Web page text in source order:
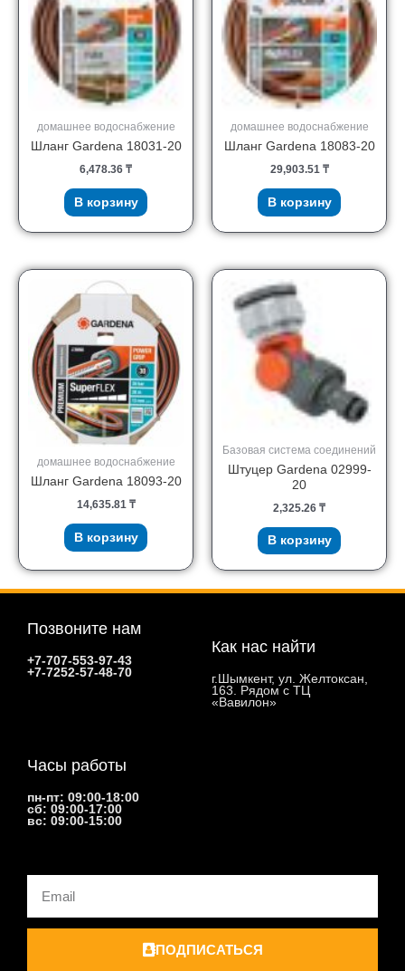
домашнее водоснабжение
Шланг Gardena 18031-20
6,478.36 ₸
В корзину
домашнее водоснабжение
Шланг Gardena 18083-20
29,903.51 ₸
В корзину
домашнее водоснабжение
Шланг Gardena 18093-20
14,635.81 ₸
В корзину
Базовая система соединений
Штуцер Gardena 02999-
20
2,325.26 ₸
В корзину
Позвоните нам
+7-707-553-97-43
+7-7252-57-48-70
Как нас найти
г.Шымкент, ул. Желтоксан,
163. Рядом с ТЦ
«Вавилон»
Часы работы
пн-пт: 09:00-18:00
сб: 09:00-17:00
вс: 09:00-15:00
Email
ПОДПИСАТЬСЯ